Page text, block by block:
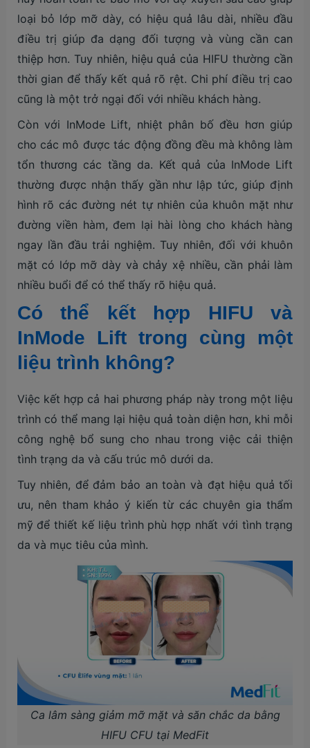
loại bỏ lớp mỡ dày, có hiệu quả lâu dài, nhiều đầu
điều trị giúp đa dạng đối tượng và vùng cần can
thiệp hơn. Tuy nhiên, hiệu quả của HIFU thường cần
thời gian để thấy kết quả rõ rệt. Chi phí điều trị cao
cũng là một trở ngại đối với nhiều khách hàng.
Còn với InMode Lift, nhiệt phân bố đều hơn giúp
cho các mô được tác động đồng đều mà không làm
tổn thương các tầng da. Kết quả của InMode Lift
thường được nhận thấy gần như lập tức, giúp định
hình rõ các đường nét tự nhiên của khuôn mặt như
đường viền hàm, đem lại hài lòng cho khách hàng
ngay lần đầu trải nghiệm. Tuy nhiên, đối với khuôn
mặt có lớp mỡ dày và chảy xệ nhiều, cần phải làm
nhiều buổi để có thể thấy rõ hiệu quả.
Có thể kết hợp HIFU và
InMode Lift trong cùng một
liệu trình không?
Việc kết hợp cả hai phương pháp này trong một liệu
trình có thể mang lại hiệu quả toàn diện hơn, khi mỗi
công nghệ bổ sung cho nhau trong việc cải thiện
tình trạng da và cấu trúc mô dưới da.
Tuy nhiên, để đảm bảo an toàn và đạt hiệu quả tối
ưu, nên tham khảo ý kiến từ các chuyên gia thẩm
mỹ để thiết kế liệu trình phù hợp nhất với tình trạng
da và mục tiêu của mình.
Ca lâm sàng giảm mỡ mặt và săn chắc da bằng
HIFU CFU tại MedFit